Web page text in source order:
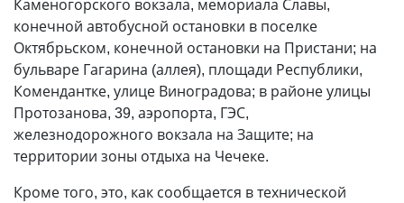
Каменогорского вокзала, мемориала Славы,
конечной автобусной остановки в поселке
Октябрьском, конечной остановки на Пристани; на
бульваре Гагарина (аллея), площади Республики,
Комендантке, улице Виноградова; в районе улицы
Протозанова, 39, аэропорта, ГЭС,
железнодорожного вокзала на Защите; на
территории зоны отдыха на Чечеке.
Кроме того, это, как сообщается в технической